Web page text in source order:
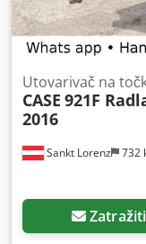
Sankt Lorenz 732
Utovarivač na
CASE 921F
2016
Zatražiti